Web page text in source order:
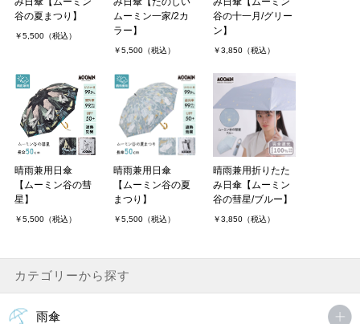
谷の夏まつり】
￥5,500（税込）
ムーミン一家/2カ
ラー】
￥5,500（税込）
谷の十一月/グリー
ン】
￥3,850（税込）
晴雨兼用日傘
【ムーミン谷の彗
星】
￥5,500（税込）
晴雨兼用日傘
【ムーミン谷の夏
まつり】
￥5,500（税込）
晴雨兼用折りたた
み日傘【ムーミン
谷の彗星/ブルー】
￥3,850（税込）
カテゴリーから探す
雨傘